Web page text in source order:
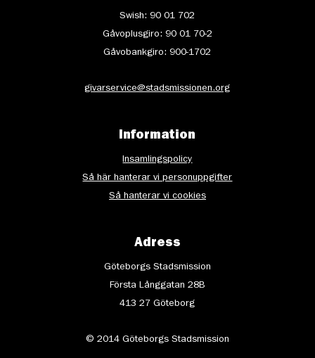
Swish: 90 01 702
Gåvoplusgiro: 90 01 70-2
Gåvobankgiro: 900-1702
givarservice@stadsmissionen.org
Information
Insamlingspolicy
Så här hanterar vi personuppgifter
Så hanterar vi cookies
Adress
Göteborgs Stadsmission
Första Långgatan 28B
413 27 Göteborg
© 2014 Göteborgs Stadsmission